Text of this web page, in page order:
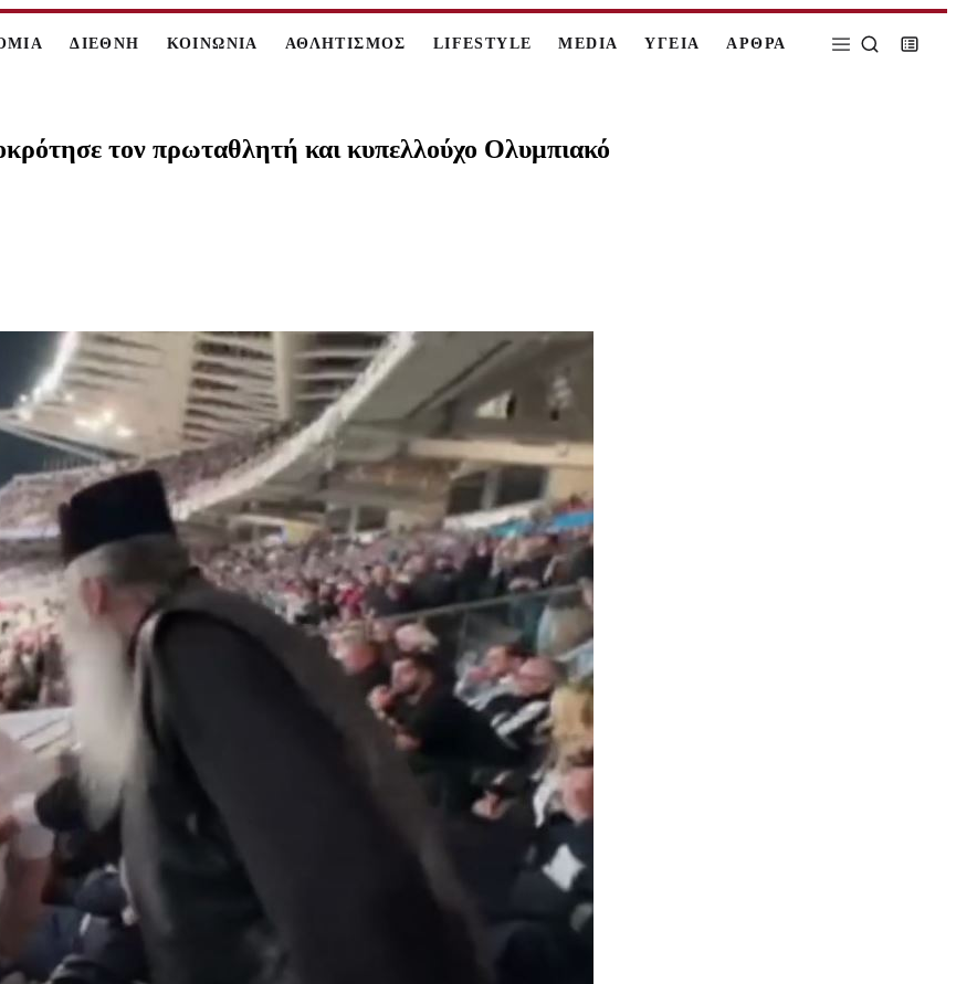
ΔΙΕΘΝΗ ΚΟΙΝΩΝΙΑ ΑΘΛΗΤΙΣΜΟΣ LIFESTYLE MEDIA ΥΓΕΙΑ ΑΡΘΡΑ
τον πρωταθλητή και κυπελλούχο Ολυμπιακό